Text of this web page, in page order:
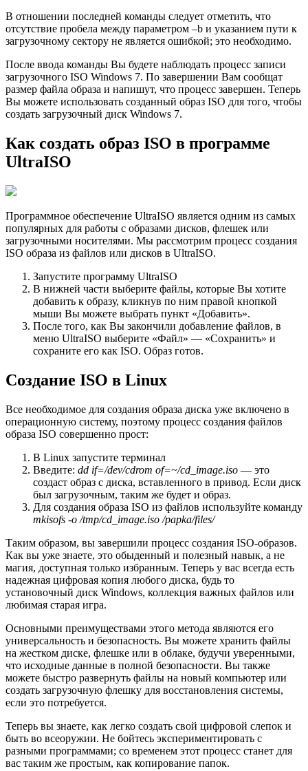
В отношении последней команды следует отметить, что
отсутствие пробела между параметром –b и указанием пути к
загрузочному сектору не является ошибкой; это необходимо.
После ввода команды Вы будете наблюдать процесс записи
загрузочного ISO Windows 7. По завершении Вам сообщат
размер файла образа и напишут, что процесс завершен. Теперь
Вы можете использовать созданный образ ISO для того, чтобы
создать загрузочный диск Windows 7.
Как создать образ ISO в программе
UltraISO
Программное обеспечение UltraISO является одним из самых
популярных для работы с образами дисков, флешек или
загрузочными носителями. Мы рассмотрим процесс создания
ISO образа из файлов или дисков в UltraISO.
Запустите программу UltraISO
В нижней части выберите файлы, которые Вы хотите
добавить к образу, кликнув по ним правой кнопкой
мыши Вы можете выбрать пункт «Добавить».
После того, как Вы закончили добавление файлов, в
меню UltraISO выберите «Файл» — «Сохранить» и
сохраните его как ISO. Образ готов.
Создание ISO в Linux
Все необходимое для создания образа диска уже включено в
операционную систему, поэтому процесс создания файлов
образа ISO совершенно прост:
В Linux запустите терминал
Введите: dd if=/dev/cdrom of=~/cd_image.iso — это
создаст образ с диска, вставленного в привод. Если диск
был загрузочным, таким же будет и образ.
Для создания образа ISO из файлов используйте команду
mkisofs -o /tmp/cd_image.iso /papka/files/
Таким образом, вы завершили процесс создания ISO-образов.
Как вы уже знаете, это обыденный и полезный навык, а не
магия, доступная только избранным. Теперь у вас всегда есть
надежная цифровая копия любого диска, будь то
установочный диск Windows, коллекция важных файлов или
любимая старая игра.
Основными преимуществами этого метода являются его
универсальность и безопасность. Вы можете хранить файлы
на жестком диске, флешке или в облаке, будучи уверенными,
что исходные данные в полной безопасности. Вы также
можете быстро развернуть файлы на новый компьютер или
создать загрузочную флешку для восстановления системы,
если это потребуется.
Теперь вы знаете, как легко создать свой цифровой слепок и
быть во всеоружии. Не бойтесь экспериментировать с
разными программами; со временем этот процесс станет для
вас таким же простым, как копирование папок.